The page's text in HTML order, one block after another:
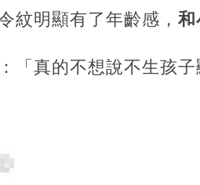
紋明顯有了年齡感， 和
「真的不想說不生孩